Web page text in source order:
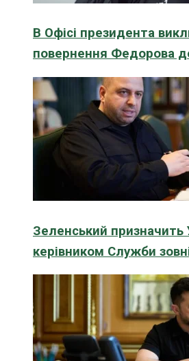
В Офісі президента
повернення Федорова
Зеленський призначить
керівником Служби